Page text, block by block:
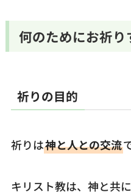
何のためにお祈り
祈りの目的
祈りは神と人との交流
キリスト教は、神と共